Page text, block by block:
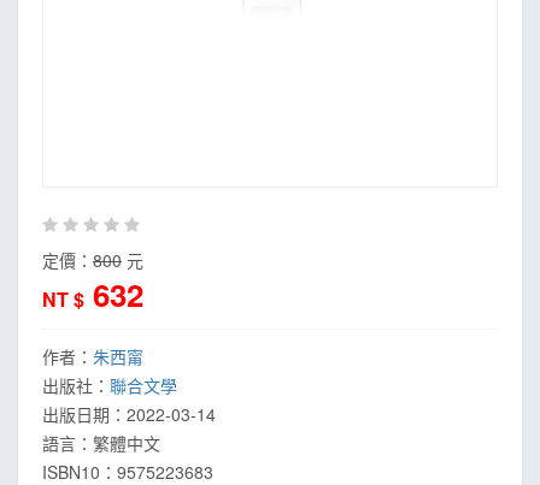
定價： 800 元
NT $ 632
作者： 朱西甯
出版社： 聯合文學
出版日期： 2022-03-14
語言： 繁體中文
ISBN10：9575223683